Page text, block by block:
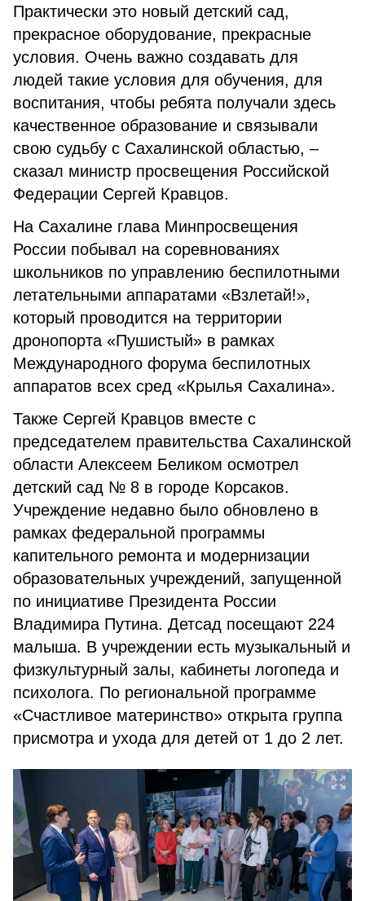
Практически это новый детский сад,
прекрасное оборудование, прекрасные
условия. Очень важно создавать для
людей такие условия для обучения, для
воспитания, чтобы ребята получали здесь
качественное образование и связывали
свою судьбу с Сахалинской областью, –
сказал министр просвещения Российской
Федерации Сергей Кравцов.
На Сахалине глава Минпросвещения
России побывал на соревнованиях
школьников по управлению беспилотными
летательными аппаратами «Взлетай!»,
который проводится на территории
дронопорта «Пушистый» в рамках
Международного форума беспилотных
аппаратов всех сред «Крылья Сахалина».
Также Сергей Кравцов вместе с
председателем правительства Сахалинской
области Алексеем Беликом осмотрел
детский сад № 8 в городе Корсаков.
Учреждение недавно было обновлено в
рамках федеральной программы
капительного ремонта и модернизации
образовательных учреждений, запущенной
по инициативе Президента России
Владимира Путина. Детсад посещают 224
малыша. В учреждении есть музыкальный и
физкультурный залы, кабинеты логопеда и
психолога. По региональной программе
«Счастливое материнство» открыта группа
присмотра и ухода для детей от 1 до 2 лет.